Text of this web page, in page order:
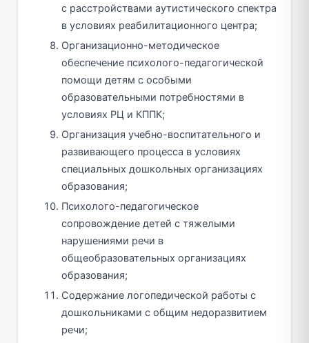
с расстройствами аутистического спектра
в условиях реабилитационного центра;
Организационно-методическое
обеспечение психолого-педагогической
помощи детям с особыми
образовательными потребностями в
условиях РЦ и КППК;
Организация учебно-воспитательного и
развивающего процесса в условиях
специальных дошкольных организациях
образования;
Психолого-педагогическое
сопровождение детей с тяжелыми
нарушениями речи в
общеобразовательных организациях
образования;
Содержание логопедической работы с
дошкольниками с общим недоразвитием
речи;